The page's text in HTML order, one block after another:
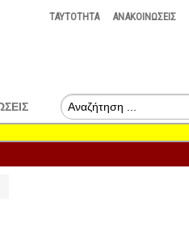
TAYTOTHTA ΑΝΑΚΟΙΝΩΣΕΙΣ